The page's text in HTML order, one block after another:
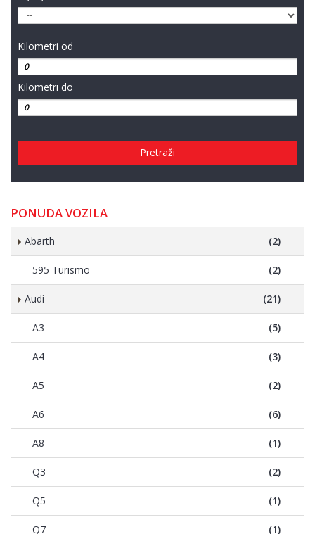
Kilometri od
Kilometri do
Pretraži
PONUDA VOZILA
Abarth (2)
595 Turismo (2)
Audi (21)
A3 (5)
A4 (3)
A5 (2)
A6 (6)
A8 (1)
Q3 (2)
Q5 (1)
Q7 (1)